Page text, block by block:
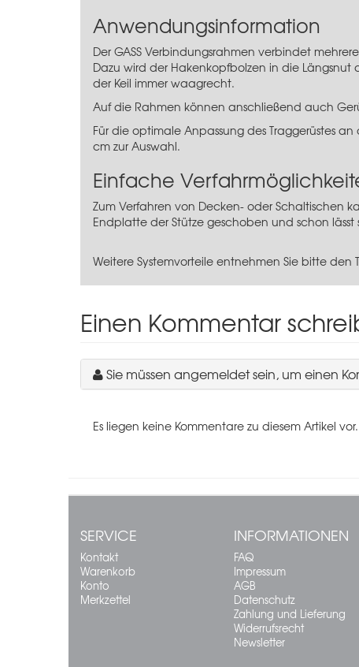
Anwendungsinformation
Der GASS Verbindungsrahmen verbindet
Dazu wird der Hakenkopfbolzen in die
der Keil immer waagrecht.
Auf die Rahmen können anschließend auch
Für die optimale Anpassung des Traggerüstes
cm zur Auswahl.
Einfache
Zum Verfahren von Decken- oder Schaltischen
Endplatte der Stütze geschoben und schon
Weitere Systemvorteile entnehmen Sie bitte den
Einen Kommentar
Sie müssen angemeldet sein, um einen
Es liegen keine Kommentare zu diesem Artikel vor.
SERVICE
Kontakt
Warenkorb
Konto
Merkzettel
INFORMATIONEN
FAQ
Impressum
AGB
Datenschutz
Zahlung und Lieferung
Widerrufsrecht
Newsletter